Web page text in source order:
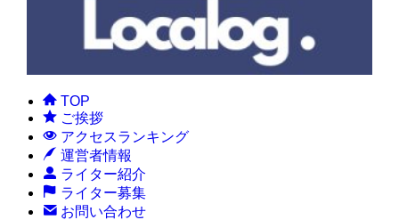
TOP
ご挨拶
アクセスランキング
運営者情報
ライター紹介
ライター募集
お問い合わせ